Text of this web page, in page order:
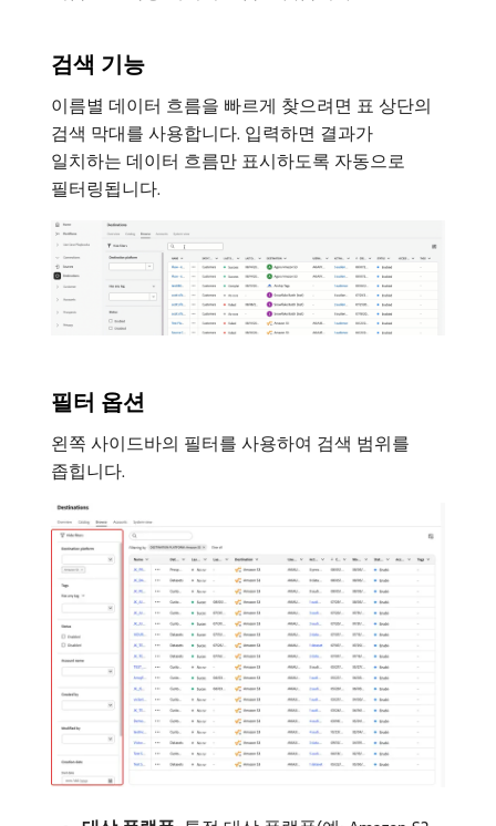
검색 기능
이름별 데이터 흐름을 빠르게 찾으려면 표 상단의
검색 막대를 사용합니다. 입력하면 결과가
일치하는 데이터 흐름만 표시하도록 자동으로
필터링됩니다.
필터 옵션
왼쪽 사이드바의 필터를 사용하여 검색 범위를
좁힙니다.